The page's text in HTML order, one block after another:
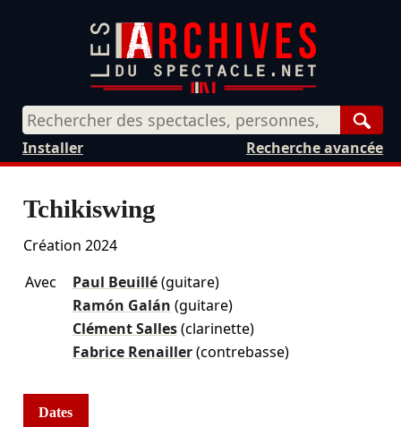
Recherche avancée
Installer
Tchikiswing
Création 2024
Avec
Paul Beuillé (guitare)
Ramón Galán (guitare)
Clément Salles (clarinette)
Fabrice Renailler (contrebasse)
Dates